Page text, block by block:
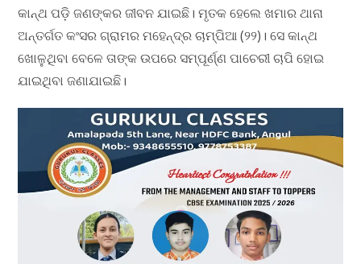
କାନ୍ଥ ପଡ଼ି ଜଣଙ୍କର ଜୀବନ ଯାଇଛି। ମୃତକ ହେଲେ ଖମାର ଥାନା
ଅନ୍ତର୍ଗତ କଂସର ଗ୍ରାମର ମହେନ୍ଦ୍ର ଚାମ୍ପିଆ (୨୨)। ସେ କାନ୍ଥ
ଖୋଳୁଥିବା ବେଳେ ତାଙ୍କ ଉପରେ ସମ୍ପୂର୍ଣ୍ଣ ପାଚେରୀ ଚାପି ହୋଇ
ଯାଇଥିବା ଜଣାଯାଇଛି।